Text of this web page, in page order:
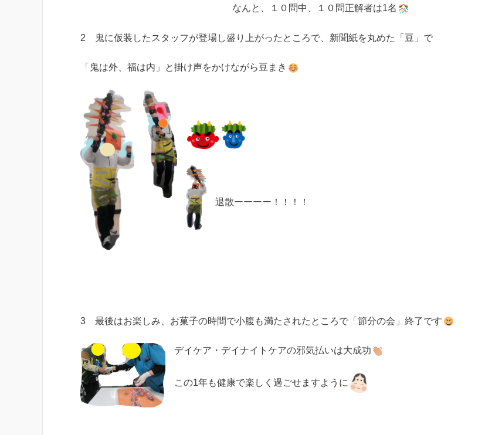
なんと、１０問中、１０問正解者は1名
2 鬼に仮装したスタッフが登場し盛り上がったところで、新聞紙を丸めた「豆」で
「鬼は外、福は内」と掛け声をかけながら豆まき
退散ーーーー！！！！
3 最後はお楽しみ、お菓子の時間で小腹も満たされたところで「節分の会」終了です
デイケア・デイナイトケアの邪気払いは大成功
この1年も健康で楽しく過ごせますように